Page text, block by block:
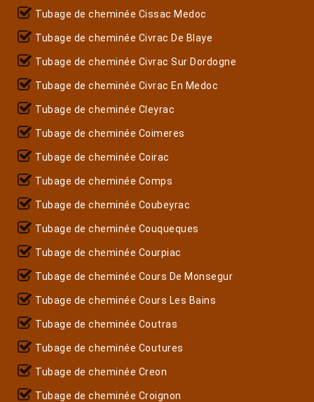
Tubage de cheminée Cissac Medoc
Tubage de cheminée Civrac De Blaye
Tubage de cheminée Civrac Sur Dordogne
Tubage de cheminée Civrac En Medoc
Tubage de cheminée Cleyrac
Tubage de cheminée Coimeres
Tubage de cheminée Coirac
Tubage de cheminée Comps
Tubage de cheminée Coubeyrac
Tubage de cheminée Couqueques
Tubage de cheminée Courpiac
Tubage de cheminée Cours De Monsegur
Tubage de cheminée Cours Les Bains
Tubage de cheminée Coutras
Tubage de cheminée Coutures
Tubage de cheminée Creon
Tubage de cheminée Croignon